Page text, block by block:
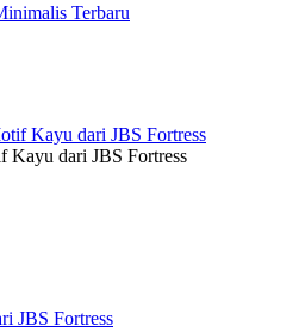
Kayu dari JBS Fortress